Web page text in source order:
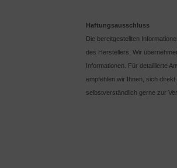
Haftungsausschluss
Die bereitgestellten
des Herstellers. Wir
Informationen. Für detaillierte
empfehlen wir Ihnen, sich
selbstverständlich gerne zur